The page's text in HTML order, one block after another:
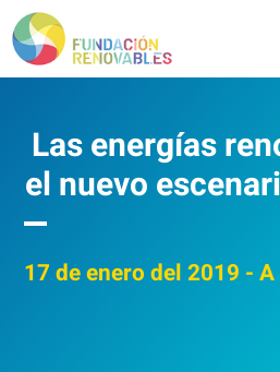
Las energías
el nuevo
17 de enero del 2019 -